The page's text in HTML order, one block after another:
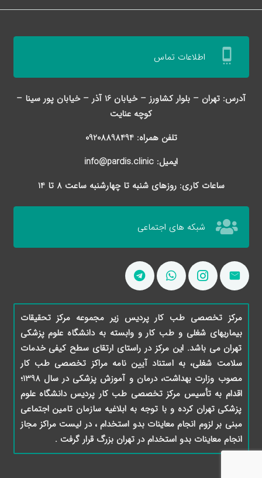
settings_cell اطلاعات تماس
آدرس: تهران – بلوار کشاورز – خیابان 16 آذر – خیابان پور سینا –
کوچه عنایت
تلفن همراه: 09208898494
ایمیل: info@pardis.clinic
ساعات کاری: روزهای شنبه تا چهارشنبه ساعت 8 تا 14
شبکه های اجتماعی
مرکز تخصصی طب کار پردیس زیر مجموعه مرکز تحقیقات
بیماریهای شغلی و طب کار و وابسته به دانشگاه علوم پزشکی
تهران می باشد. این مرکز در راستای ارتقای سطح کیفی خدمات
سلامت شغلی، به استناد آیین نامه مراکز تخصصی طب کار
مصوب وزارت بهداشت، درمان و آموزش پزشکی در سال 1398؛
اقدام به تأسیس مرکز تخصصی طب کار پردیس دانشگاه علوم
پزشکی تهران کرده و با توجه به ابلاغیه سازمان تامین اجتماعی
مبنی بر لزوم انجام معاینات بدو استخدام ، در لیست مراکز مجاز
انجام معاینات بدو استخدام در تهران بزرگ قرار گرفت .